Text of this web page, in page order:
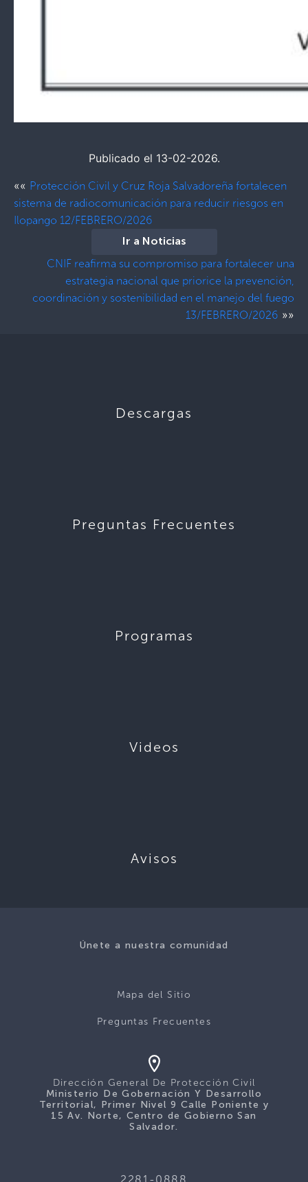
Publicado el 13-02-2026.
«« Protección Civil y Cruz Roja Salvadoreña fortalecen
sistema de radiocomunicación para reducir riesgos en
Ilopango 12/FEBRERO/2026
Ir a Noticias
CNIF reafirma su compromiso para fortalecer una
estrategia nacional que priorice la prevención,
coordinación y sostenibilidad en el manejo del fuego
13/FEBRERO/2026 »»
Descargas
Preguntas Frecuentes
Programas
Videos
Avisos
Únete a nuestra comunidad
Mapa del Sitio
Preguntas Frecuentes
Dirección General De Protección Civil
Ministerio De Gobernación Y Desarrollo
Territorial, Primer Nivel 9 Calle Poniente y
15 Av. Norte, Centro de Gobierno San
Salvador.